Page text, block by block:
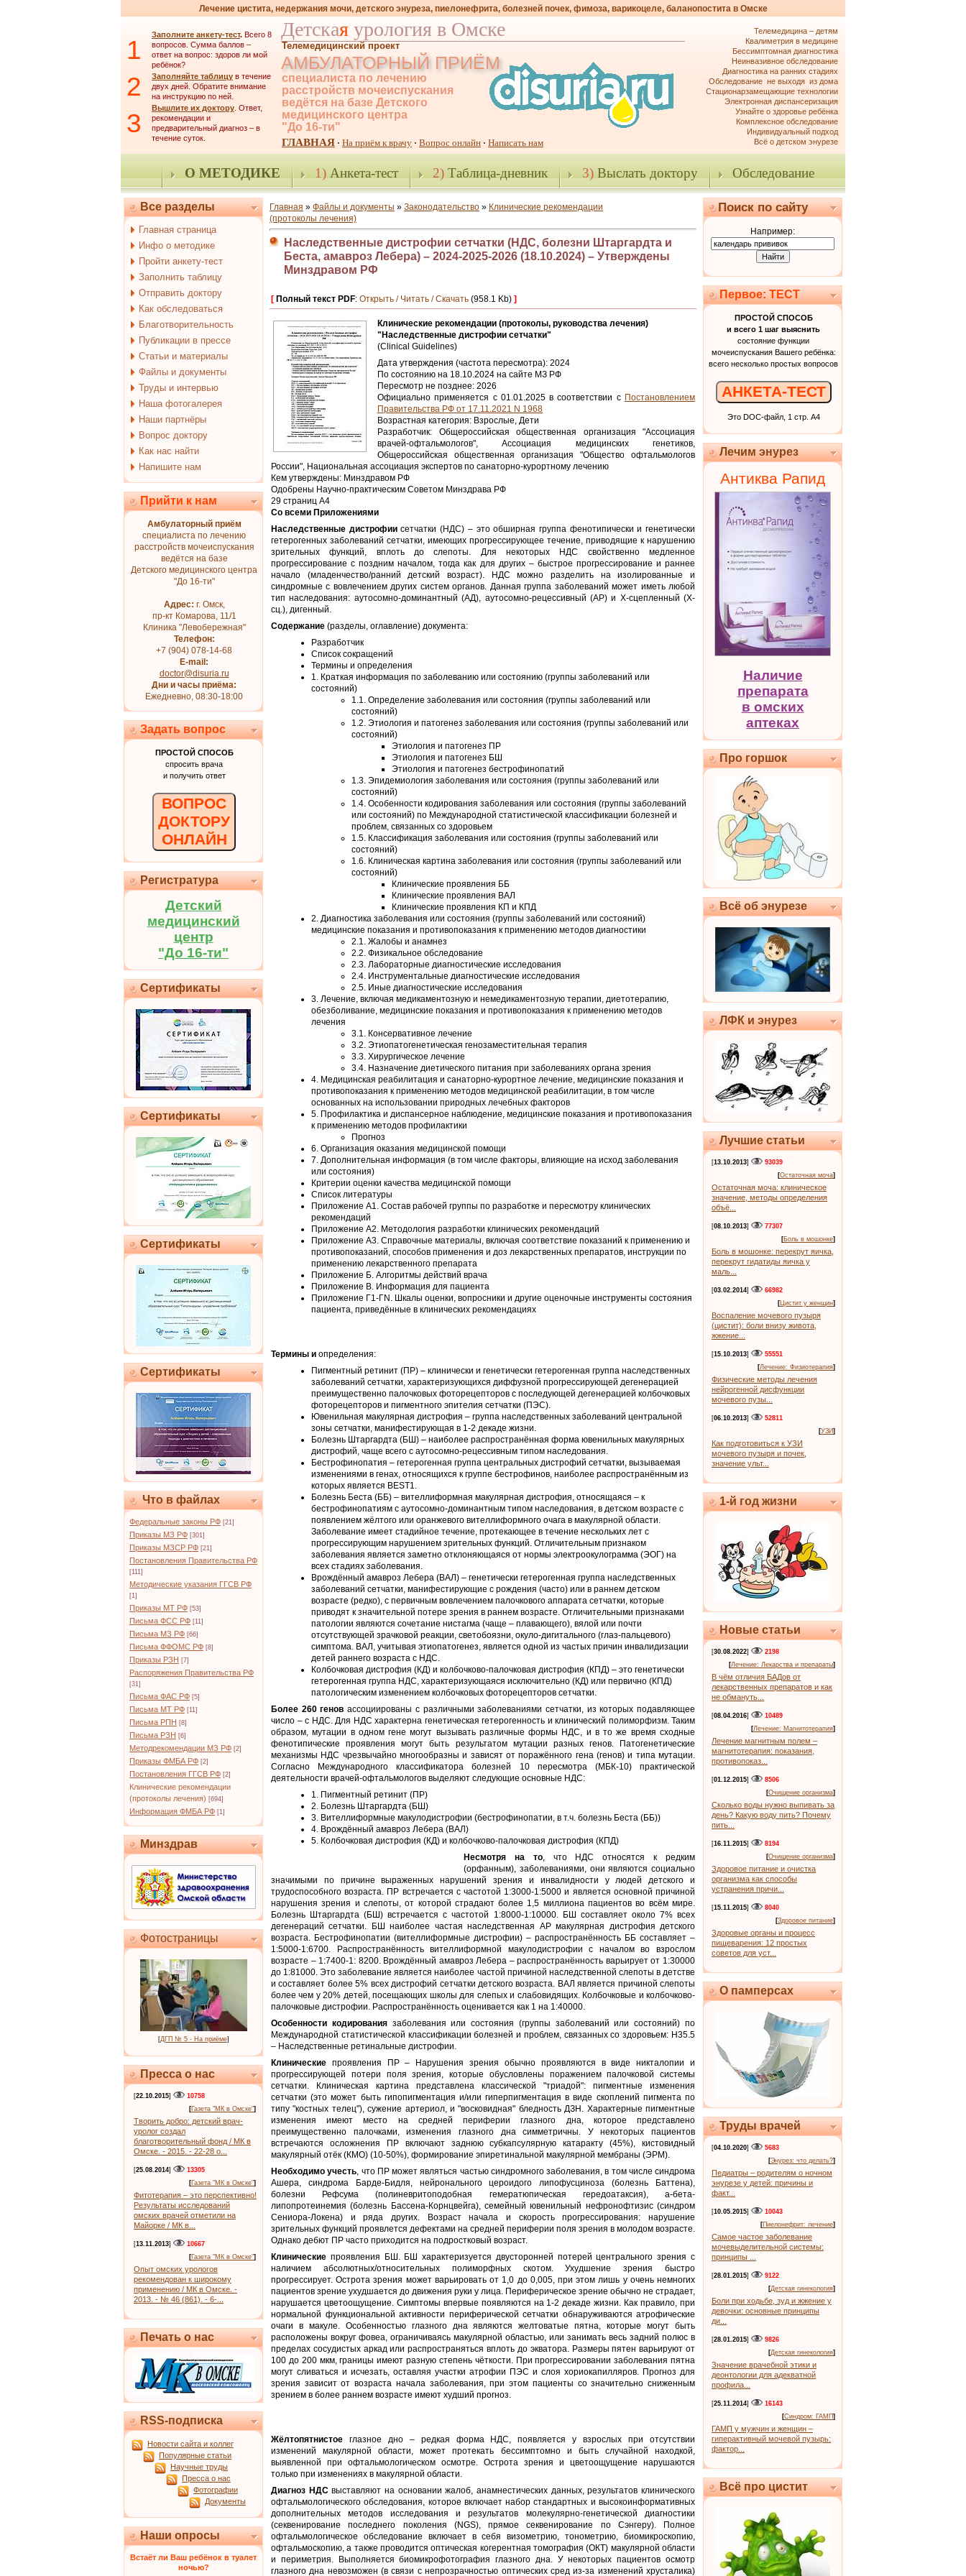
Лечение цистита, недержания мочи, детского энуреза, пиелонефрита, болезней почек, фимоза, варикоцеле, баланопостита в Омске
1 Заполните анкету-тест. Всего 8
вопросов. Сумма баллов –
ответ на вопрос: здоров ли мой
ребёнок?
2 Заполняйте таблицу в течение
двух дней. Обратите внимание
на инструкцию по ней.
3 Вышлите их доктору. Ответ,
рекомендации и
предварительный диагноз – в
течение суток.
Детская урология в Омске
Телемедицинский проект
АМБУЛАТОРНЫЙ ПРИЁМ
специалиста по лечению
расстройств мочеиспускания
ведётся на базе Детского
медицинского центра
"До 16-ти"
ГЛАВНАЯ · На приём к врачу · Вопрос онлайн · Написать нам
Телемедицина – детям
Квалиметрия в медицине
Бессимптомная диагностика
Неинвазивное обследование
Диагностика на ранних стадиях
Обследование не выходя из дома
Стационарзамещающие технологии
Электронная диспансеризация
Узнайте о здоровье ребёнка
Комплексное обследование
Индивидуальный подход
Всё о детском энурезе
О МЕТОДИКЕ 1)Анкета-тест 2)Таблица-дневник 3)Выслать доктору Обследование
Все разделы
Главная страница
Инфо о методике
Пройти анкету-тест
Заполнить таблицу
Отправить доктору
Как обследоваться
Благотворительность
Публикации в прессе
Статьи и материалы
Файлы и документы
Труды и интервью
Наша фотогалерея
Наши партнёры
Вопрос доктору
Как нас найти
Напишите нам
Прийти к нам
Амбулаторный приём
специалиста по лечению
расстройств мочеиспускания
ведётся на базе
Детского медицинского центра
"До 16-ти"
Адрес: г. Омск,
пр-кт Комарова, 11/1
Клиника "Левобережная"
Телефон:
+7 (904) 078-14-68
E-mail:
doctor@disuria.ru
Дни и часы приёма:
Ежедневно, 08:30-18:00
Задать вопрос
ПРОСТОЙ СПОСОБ
спросить врача
и получить ответ
ВОПРОС
ДОКТОРУ
ОНЛАЙН
Регистратура
Детский
медицинский
центр
"До 16-ти"
Сертификаты
Сертификаты
Сертификаты
Сертификаты
Что в файлах
Федеральные законы РФ [21]
Приказы МЗ РФ [301]
Приказы МЗСР РФ [21]
Постановления Правительства РФ
[111]
Методические указания ГГСВ РФ
[1]
Приказы МТ РФ [53]
Письма ФСС РФ [11]
Письма МЗ РФ [66]
Письма ФФОМС РФ [8]
Приказы РЗН [7]
Распоряжения Правительства РФ
[31]
Письма ФАС РФ [5]
Письма МТ РФ [11]
Письма РПН [8]
Письма РЗН [6]
Методрекомендации МЗ РФ [2]
Приказы ФМБА РФ [2]
Постановления ГГСВ РФ [2]
Клинические рекомендации
(протоколы лечения) [694]
Информация ФМБА РФ [1]
Минздрав
Фотостраницы
[ДГП № 5 - На приёме]
Пресса о нас
[22.10.2015]
10758
[Газета "МК в Омске"]
Творить добро: детский врач-
уролог создал
благотворительный фонд / МК в
Омске. - 2015. - 22-28 о...
[25.08.2014]
13305
[Газета "МК в Омске"]
Фитотерапия – это перспективно!
Результаты исследований
омских врачей отметили на
Майорке / МК в...
[13.11.2013]
10667
[Газета "МК в Омске"]
Опыт омских урологов
рекомендован к широкому
применению / МК в Омске. -
2013. - № 46 (861). - 6-...
Печать о нас
RSS-подписка
Новости сайта и коллег
Популярные статьи
Научные труды
Пресса о нас
Фотографии
Документы
Наши опросы
Встаёт ли Ваш ребёнок в туалет
ночью?
Главная » Файлы и документы » Законодательство » Клинические рекомендации
(протоколы лечения)
Наследственные дистрофии сетчатки (НДС, болезни Штаргардта и
Беста, амавроз Лебера) – 2024-2025-2026 (18.10.2024) – Утверждены
Минздравом РФ
[ Полный текст PDF: Открыть / Читать / Скачать (958.1 Kb) ]
Клинические рекомендации (протоколы, руководства лечения)
"Наследственные дистрофии сетчатки"
(Clinical Guidelines)
Дата утверждения (частота пересмотра): 2024
По состоянию на 18.10.2024 на сайте МЗ РФ
Пересмотр не позднее: 2026
Официально применяется с 01.01.2025 в соответствии с Постановлением
Правительства РФ от 17.11.2021 N 1968
Возрастная категория: Взрослые, Дети
Разработчик: Общероссийская общественная организация "Ассоциация
врачей-офтальмологов", Ассоциация медицинских генетиков,
Общероссийская общественная организация "Общество офтальмологов
России", Национальная ассоциация экспертов по санаторно-курортному лечению
Кем утверждены: Минздравом РФ
Одобрены Научно-практическим Советом Минздрава РФ
29 страниц А4
Со всеми Приложениями
Наследственные дистрофиисетчатки (НДС) – это обширная группа фенотипически и генетически
гетерогенных заболеваний сетчатки, имеющих прогрессирующее течение, приводящие к нарушению
зрительных функций, вплоть до слепоты. Для некоторых НДС свойственно медленное
прогрессирование с поздним началом, тогда как для других – быстрое прогрессирование и раннее
начало (младенчество/ранний детский возраст). НДС можно разделить на изолированные и
синдромные с вовлечением других систем органов. Данная группа заболеваний может иметь любой
тип наследования: аутосомно-доминантный (АД), аутосомно-рецессивный (АР) и X-сцепленный (X-
сц.), дигенный.
Содержание (разделы, оглавление) документа:
Разработчик
Список сокращений
Термины и определения
1. Краткая информация по заболеванию или состоянию (группы заболеваний или
состояний)
1.1. Определение заболевания или состояния (группы заболеваний или
состояний)
1.2. Этиология и патогенез заболевания или состояния (группы заболеваний или
состояний)
Этиология и патогенез ПР
Этиология и патогенез БШ
Этиология и патогенез бестрофинопатий
1.3. Эпидемиология заболевания или состояния (группы заболеваний или
состояний)
1.4. Особенности кодирования заболевания или состояния (группы заболеваний
или состояний) по Международной статистической классификации болезней и
проблем, связанных со здоровьем
1.5. Классификация заболевания или состояния (группы заболеваний или
состояний)
1.6. Клиническая картина заболевания или состояния (группы заболеваний или
состояний)
Клинические проявления ББ
Клинические проявления ВАЛ
Клинические проявления КП и КПД
2. Диагностика заболевания или состояния (группы заболеваний или состояний)
медицинские показания и противопоказания к применению методов диагностики
2.1. Жалобы и анамнез
2.2. Физикальное обследование
2.3. Лабораторные диагностические исследования
2.4. Инструментальные диагностические исследования
2.5. Иные диагностические исследования
3. Лечение, включая медикаментозную и немедикаментозную терапии, диетотерапию,
обезболивание, медицинские показания и противопоказания к применению методов
лечения
3.1. Консервативное лечение
3.2. Этиопатогенетическая генозаместительная терапия
3.3. Хирургическое лечение
3.4. Назначение диетического питания при заболеваниях органа зрения
4. Медицинская реабилитация и санаторно-курортное лечение, медицинские показания и
противопоказания к применению методов медицинской реабилитации, в том числе
основанных на использовании природных лечебных факторов
5. Профилактика и диспансерное наблюдение, медицинские показания и противопоказания
к применению методов профилактики
Прогноз
6. Организация оказания медицинской помощи
7. Дополнительная информация (в том числе факторы, влияющие на исход заболевания
или состояния)
Критерии оценки качества медицинской помощи
Список литературы
Приложение А1. Состав рабочей группы по разработке и пересмотру клинических
рекомендаций
Приложение А2. Методология разработки клинических рекомендаций
Приложение А3. Справочные материалы, включая соответствие показаний к применению и
противопоказаний, способов применения и доз лекарственных препаратов, инструкции по
применению лекарственного препарата
Приложение Б. Алгоритмы действий врача
Приложение В. Информация для пациента
Приложение Г1-ГN. Шкалы оценки, вопросники и другие оценочные инструменты состояния
пациента, приведённые в клинических рекомендациях
Термины и определения:
Пигментный ретинит (ПР) – клинически и генетически гетерогенная группа наследственных
заболеваний сетчатки, характеризующихся диффузной прогрессирующей дегенерацией
преимущественно палочковых фоторецепторов с последующей дегенерацией колбочковых
фоторецепторов и пигментного эпителия сетчатки (ПЭС).
Ювенильная макулярная дистрофия – группа наследственных заболеваний центральной
зоны сетчатки, манифестирующая в 1-2 декаде жизни.
Болезнь Штаргардта (БШ) – наиболее распространённая форма ювенильных макулярных
дистрофий, чаще всего с аутосомно-рецессивным типом наследования.
Бестрофинопатия – гетерогенная группа центральных дистрофий сетчатки, вызываемая
изменениями в генах, относящихся к группе бестрофинов, наиболее распространённым из
которых является BEST1.
Болезнь Беста (ББ) – вителлиформная макулярная дистрофия, относящаяся – к
бестрофинопатиям с аутосомно-доминантным типом наследования, в детском возрасте с
появлением жёлтого или оранжевого вителлиформного очага в макулярной области.
Заболевание имеет стадийное течение, протекающее в течение нескольких лет с
прогрессирующим нарушением зрительных функций. Отличительным признаком
заболевания является заметно отклоняющаяся от нормы электроокулограмма (ЭОГ) на
всех стадиях заболевания.
Врождённый амавроз Лебера (ВАЛ) – генетически гетерогенная группа наследственных
заболеваний сетчатки, манифестирующие с рождения (часто) или в раннем детском
возрасте (редко), с первичным вовлечением палочкового аппарата сетчатки, которые
приводят к значительной потере зрения в раннем возрасте. Отличительными признаками
патологии являются сочетание нистагма (чаще – плавающего), вялой или почти
отсутствующей зрачковой реакции, светобоязни, окуло-дигитального (глаз-пальцевого)
симптома. ВАЛ, учитывая этиопатогенез, является одной из частых причин инвалидизации
детей раннего возраста с НДС.
Колбочковая дистрофия (КД) и колбочково-палочковая дистрофия (КПД) – это генетически
гетерогенная группа НДС, характеризующаяся исключительно (КД) или первично (КПД)
патологическим изменением колбочковых фоторецепторов сетчатки.
Более 260 генов ассоциированы с различными заболеваниями сетчатки, из которых подавляющее
число – с НДС. Для НДС характерна генетическая гетерогенность и клинический полиморфизм. Таким
образом, мутации в одном гене могут вызывать различные формы НДС, и в то же время сходные
фенотипические проявления могут быть результатом мутации разных генов. Патогенетические
механизмы НДС чрезвычайно многообразны и зависят от поражённого гена (генов) и типа мутации.
Согласно Международного классификатора болезней 10 пересмотра (МБК-10) практической
деятельности врачей-офтальмологов выделяют следующие основные НДС:
1. Пигментный ретинит (ПР)
2. Болезнь Штаргардта (БШ)
3. Вителлиформные макулодистрофии (бестрофинопатии, в т.ч. болезнь Беста (ББ))
4. Врождённый амавроз Лебера (ВАЛ)
5. Колбочковая дистрофия (КД) и колбочково-палочковая дистрофия (КПД)
Несмотря на то, что НДС относятся к редким
(орфанным), заболеваниями, они являются социально
значимыми по причине выраженных нарушений зрения и инвалидности у людей детского и
трудоспособного возраста. ПР встречается с частотой 1:3000-1:5000 и является основной причиной
нарушения зрения и слепоты, от которой страдают более 1,5 миллиона пациентов во всём мире.
Болезнь Штаргардта (БШ) встречается с частотой 1:8000-1:10000. БШ составляет около 7% всех
дегенераций сетчатки. БШ наиболее частая наследственная АР макулярная дистрофия детского
возраста. Бестрофинопатии (вителлиформные дистрофии) – распространённость ББ составляет –
1:5000-1:6700. Распространённость вителлиформной макулодистрофии с началом во взрослом
возрасте – 1:7400-1: 8200. Врождённый амавроз Лебера – распространённость варьирует от 1:30000
до 1:81000. Это заболевание является наиболее частой причиной наследственной слепоты в детстве
и составляет более 5% всех дистрофий сетчатки детского возраста. ВАЛ является причиной слепоты
более чем у 20% детей, посещающих школы для слепых и слабовидящих. Колбочковые и колбочково-
палочковые дистрофии. Распространённость оценивается как 1 на 1:40000.
Особенности кодированиязаболевания или состояния (группы заболеваний или состояний) по
Международной статистической классификации болезней и проблем, связанных со здоровьем: H35.5
– Наследственные ретинальные дистрофии.
Клинические проявления ПР – Нарушения зрения обычно проявляются в виде никталопии и
прогрессирующей потери поля зрения, которые обусловлены поражением палочковой системы
сетчатки. Клиническая картина представлена классической "триадой": пигментные изменения
сетчатки (это может быть гипопигментация и/или гиперпигментация в виде скоплений пигмента по
типу "костных телец"), сужение артериол, и "восковидная" бледность ДЗН. Характерные пигментные
изменения имеют место на средней периферии глазного дна, которое представлено
преимущественно палочками, изменения глазного дна симметричны. У некоторых пациентов
встречаются осложнения ПР включают заднюю субкапсулярную катаракту (45%), кистовидный
макулярный отёк (КМО) (10-50%), формирование эпиретинальной макулярной мембраны (ЭРМ).
Необходимо учесть, что ПР может являться частью синдромного заболевания, в том числе синдрома
Ашера, синдрома Барде-Бидля, нейронального цероидого липофусциноза (болезнь Баттена),
болезни Рефсума (полиневритоподобная гемератюпическая гередоатаксия), а-бета-
липопротеинемия (болезнь Бассена-Корнцвейга), семейный ювенильный нефронофтизис (синдром
Сениора-Локена) и ряда других. Возраст начала и скорость прогрессирования: нарушение
зрительных функций проявлется дефектами на средней периферии поля зрения в молодом возрасте.
Однако дебют ПР часто приходится на подростковый возраст.
Клинические проявления БШ. БШ характеризуется двусторонней потерей центрального зрения с
наличием абсолютных/относительных полиморфных скотом. Ухудшение зрения быстро
прогрессирует. Острота зрения может варьировать от 1,0 до 0,005, при этом лишь у очень немногих
пациентов зрение ухудшается до движения руки у лица. Периферическое зрение обычно не страдает,
нарушается цветоощущение. Симптомы впервые появляются на 1-2 декаде жизни. Как правило, при
нормальной функциональной активности периферической сетчатки обнаруживаются атрофические
очаги в макуле. Особенностью глазного дна являются желтоватые пятна, которые могут быть
расположены вокруг фовеа, ограничиваясь макулярной областью, или занимать весь задний полюс в
пределах сосудистых аркад или распространяться вплоть до экватора. Размеры пятен варьируют от
100 до 200 мкм, границы имеют разную степень чёткости. При прогрессировании заболевания пятна
могут сливаться и исчезать, оставляя участки атрофии ПЭС и слоя хориокапилляров. Прогноз для
зрения зависит от возраста начала заболевания, при этом пациенты со значительно сниженным
зрением в более раннем возрасте имеют худший прогноз.
Жёлтопятнистое глазное дно – редкая форма НДС, появляется у взрослых при отсутствии
изменений макулярной области, может протекать бессимптомно и быть случайной находкой,
выявленной при офтальмологическом осмотре. Острота зрения и цветоощущение нарушаются
только при изменениях в макулярной области.
Диагноз НДСвыставляют на основании жалоб, анамнестических данных, результатов клинического
офтальмологического обследования, которое включает набор стандартных и высокоинформативных
дополнительных методов исследования и результатов молекулярно-генетической диагностики
(секвенирование последнего поколения (NGS), прямое секвенирование по Сэнгеру). Полное
офтальмологическое обследование включает в себя визометрию, тонометрию, биомикроскопию,
офтальмоскопию, а также проводится оптическая когерентная томография (ОКТ) макулярной области
и периметрия. Выполняется биомикрофотография глазного дна. У некоторых пациентов осмотр
глазного дна невозможен (в связи с непрозрачностью оптических сред из-за изменений хрусталика)
Поиск по сайту
Например:
Первое: ТЕСТ
ПРОСТОЙ СПОСОБ
и всего 1 шаг выяснить
состояние функции
мочеиспускания Вашего ребёнка:
всего несколько простых вопросов
АНКЕТА-ТЕСТ
Это DOC-файл, 1 стр. А4
Лечим энурез
Антиква Рапид
Наличие
препарата
в омских
аптеках
Про горшок
Всё об энурезе
ЛФК и энурез
Лучшие статьи
[13.10.2013]
93039
[Остаточная моча]
Остаточная моча: клиническое
значение, методы определения
объё...
[08.10.2013]
77307
[Боль в мошонке]
Боль в мошонке: перекрут яичка,
перекрут гидатиды яичка у
маль...
[03.02.2014]
66982
[Цистит у женщин]
Воспаление мочевого пузыря
(цистит): боли внизу живота,
жжение...
[15.10.2013]
55551
[Лечение: Физиотерапия]
Физические методы лечения
нейрогенной дисфункции
мочевого пузы...
[06.10.2013]
52811
[УЗИ]
Как подготовиться к УЗИ
мочевого пузыря и почек,
значение ульт...
1-й год жизни
Новые статьи
[30.08.2022]
2198
[Лечение: Лекарства и препараты]
В чём отличия БАДов от
лекарственных препаратов и как
не обмануть...
[08.04.2016]
10489
[Лечение: Магнитотерапия]
Лечение магнитным полем –
магнитотерапия: показания,
противопоказ...
[01.12.2015]
8506
[Очищение организма]
Сколько воды нужно выпивать за
день? Какую воду пить? Почему
пить...
[16.11.2015]
8194
[Очищение организма]
Здоровое питание и очистка
организма как способы
устранения причи...
[15.11.2015]
8040
[Здоровое питание]
Здоровые органы и процесс
пищеварения: 12 простых
советов для уст...
О памперсах
Труды врачей
[04.10.2020]
5683
[Энурез: что делать?]
Педиатры – родителям о ночном
энурезе у детей: причины и
факт...
[10.05.2015]
10043
[Пиелонефрит: лечение]
Самое частое заболевание
мочевыделительной системы:
принципы ...
[28.01.2015]
9122
[Детская гинекология]
Боли при ходьбе, зуд и жжение у
девочки: основные принципы
ди...
[28.01.2015]
9826
[Детская гинекология]
Значение врачебной этики и
деонтологии для адекватной
профила...
[25.11.2014]
16143
[Синдром: ГАМП]
ГАМП у мужчин и женщин –
гиперактивный мочевой пузырь:
фактор...
Всё про цистит